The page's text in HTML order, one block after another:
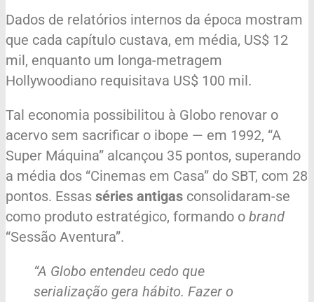
Dados de relatórios internos da época mostram
que cada capítulo custava, em média, US$ 12
mil, enquanto um longa-metragem
Hollywoodiano requisitava US$ 100 mil.
Tal economia possibilitou à Globo renovar o
acervo sem sacrificar o ibope — em 1992, “A
Super Máquina” alcançou 35 pontos, superando
a média dos “Cinemas em Casa” do SBT, com 28
pontos. Essas séries antigas consolidaram-se
como produto estratégico, formando o brand
“Sessão Aventura”.
“A Globo entendeu cedo que
serialização gera hábito. Fazer o